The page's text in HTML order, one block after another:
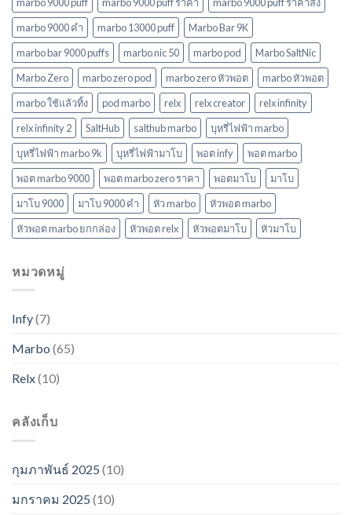
ในปี
2568
marbo 9000 คํา
marbo 13000 puff
Marbo Bar 9K
marbo bar 9000 puffs
marbo nic 50 marbo pod
Marbo SaltNic
Marbo Zero
marbo zero pod marbo zero หัวพอต
marbo หัวพอต
marbo ใช้แล้วทิ้ง
pod marbo relx relx creator
relx infinity
relx infinity 2
SaltHub salthub marbo
บุหรี่ไฟฟ้า marbo
บุหรี่ไฟฟ้า marbo 9k
บุหรี่ไฟฟ้ามาโบ พอต infy
พอต marbo
พอต marbo 9000
พอต marbo zero ราคา พอตมาโบ
มาโบ
มาโบ 9000
มาโบ 9000 คํา หัว marbo
หัวพอต marbo
หัวพอต marbo ยกกล่อง
หัวพอต relx หัวพอตมาโบ หัวมาโบ
หมวดหมู่
Infy(7)
Marbo (65)
Relx(10)
คลังเก็บ
กุมภาพันธ์ 2025 (10)
มกราคม 2025 (10)